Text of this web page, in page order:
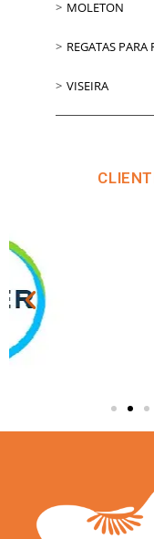
MOLETON
REGATAS
VISEIRA